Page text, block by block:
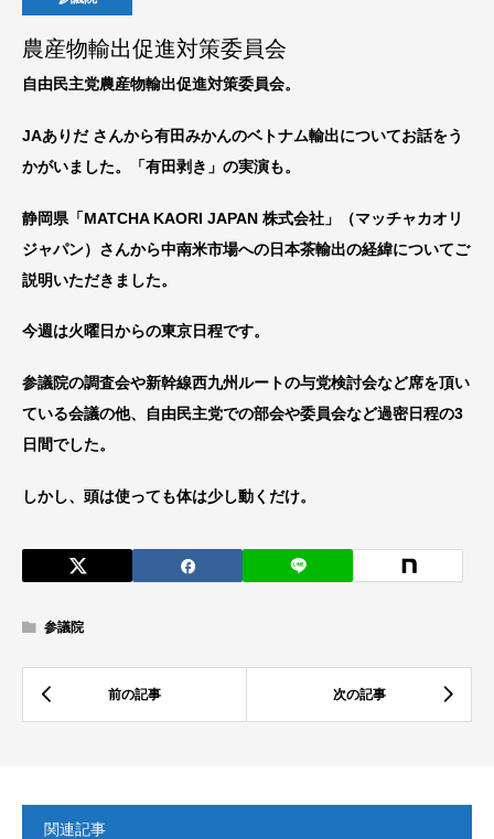
農産物輸出促進対策委員会
自由民主党農産物輸出促進対策委員会。
JAありだ さんから有田みかんのベトナム輸出についてお話をう
かがいました。「有田剥き」の実演も。
静岡県「MATCHA KAORI JAPAN 株式会社」（マッチャカオリ
ジャパン）さんから中南米市場への日本茶輸出の経緯についてご
説明いただきました。
今週は火曜日からの東京日程です。
参議院の調査会や新幹線西九州ルートの与党検討会など席を頂い
ている会議の他、自由民主党での部会や委員会など過密日程の3
日間でした。
しかし、頭は使っても体は少し動くだけ。
参議院
関連記事